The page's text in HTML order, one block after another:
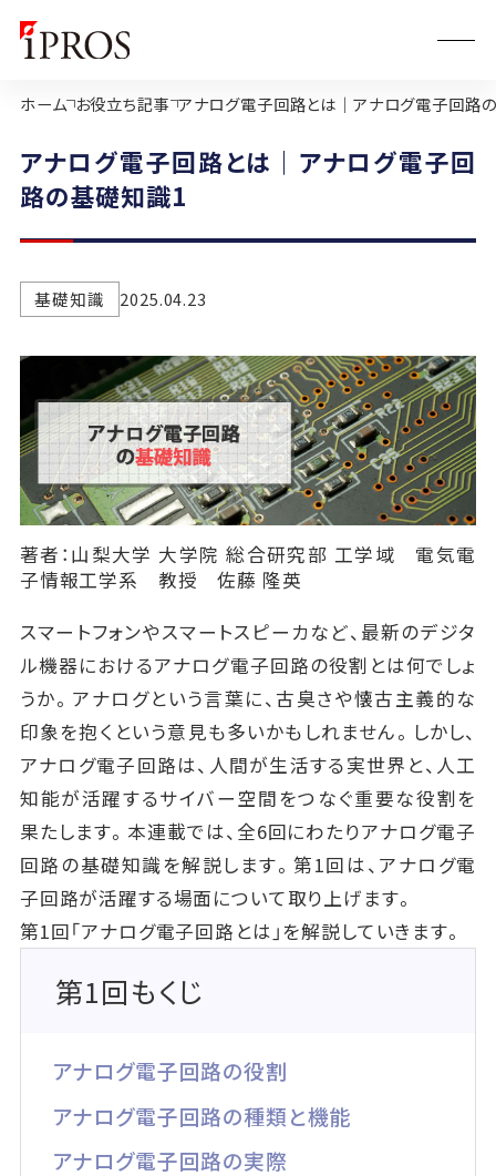
ホーム お役立ち記事 アナログ電子回路とは｜アナログ電子回路
アナログ電子回路とは｜アナログ電子回
路の基礎知識1
基礎知識 2025.04.23
著者：山梨大学 大学院 総合研究部 工学域 電気電
子情報工学系 教授 佐藤 隆英
スマートフォンやスマートスピーカなど、最新のデジタ
ル機器におけるアナログ電子回路の役割とは何でしょ
うか。アナログという言葉に、古臭さや懐古主義的な
印象を抱くという意見も多いかもしれません。しかし、
アナログ電子回路は、人間が生活する実世界と、人工
知能が活躍するサイバー空間をつなぐ重要な役割を
果たします。本連載では、全6回にわたりアナログ電子
回路の基礎知識を解説します。第1回は、アナログ電
子回路が活躍する場面について取り上げます。
第1回「アナログ電子回路とは」を解説していきます。
第1回もくじ
アナログ電子回路の役割
アナログ電子回路の種類と機能
アナログ電子回路の実際